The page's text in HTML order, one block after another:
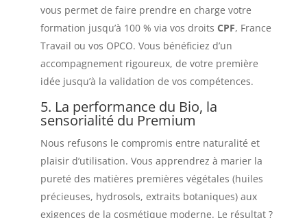
vous permet de faire prendre en charge votre
formation jusqu’à 100 % via vos droits CPF, France
Travail ou vos OPCO. Vous bénéficiez d’un
accompagnement rigoureux, de votre première
idée jusqu’à la validation de vos compétences.
5. La performance du Bio, la
sensorialité du Premium
Nous refusons le compromis entre naturalité et
plaisir d’utilisation. Vous apprendrez à marier la
pureté des matières premières végétales (huiles
précieuses, hydrosols, extraits botaniques) aux
exigences de la cosmétique moderne. Le résultat ?